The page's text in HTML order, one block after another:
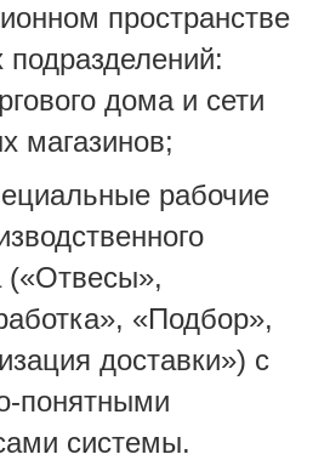
пространстве
подразделений:
дома и сети
магазинов;
рабочие
(«Отвесы»,
«Подбор»,
доставки») с
понятными
системы.